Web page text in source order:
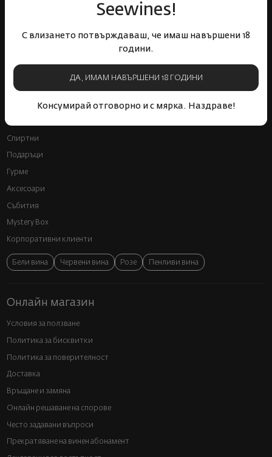
Seewines!
С влизането потвърждаваш, че имаш навършени 18
години.
ДА, ИМАМ НАВЪРШЕНИ 18 ГОДИНИ
Консумирай отговорно и с мярка. Наздраве!
Бърза доставка за
Лоялна програма и
Пазарувай
ВИНО
Спиртни
Подаръци
Гурме
Аксесоари
Събития
Mystery Box
Корпоративни клиенти
Бели вина Червени вина Розе Пенливи вина
Онлайн магазин
Условия за ползване
Политика за бисквитки
Политика за поверителност
Доставка
Връщане и замяна
Онлайн решаване на спорове
Често задавани въпроси
Прекратяване на винен абонамент